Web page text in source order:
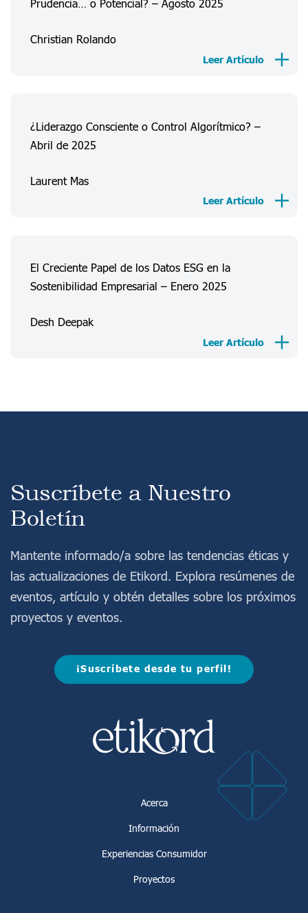
Acerca De Nosotros
Experiencias Consumidor
Proyectos
FAQ
Prudencia… o Potencial? – Agosto 2025
Christian Rolando
Leer Artículo
¿Liderazgo Consciente o Control Algorítmico? –
Abril de 2025
Laurent Mas
Leer Artículo
El Creciente Papel de los Datos ESG en la
Sostenibilidad Empresarial – Enero 2025
Desh Deepak
Leer Artículo
Suscríbete a Nuestro
Boletín
Mantente informado/a sobre las tendencias éticas y
las actualizaciones de Etikord. Explora resúmenes de
eventos, artículo y obtén detalles sobre los próximos
proyectos y eventos.
¡Suscríbete desde tu perfil!
Acerca
Información
Experiencias Consumidor
Proyectos